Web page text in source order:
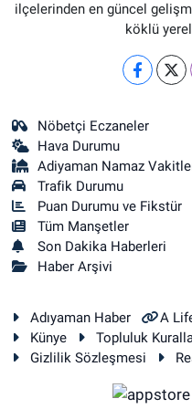
ilçelerinden en güncel
köklü
Nöbetçi Eczaneler
Hava Durumu
Adiyaman Namaz
Trafik Durumu
Puan Durumu ve Fikstür
Tüm Manşetler
Son Dakika Haberleri
Haber Arşivi
Adıyaman Haber A
Künye
Topluluk
Gizlilik Sözleşmesi